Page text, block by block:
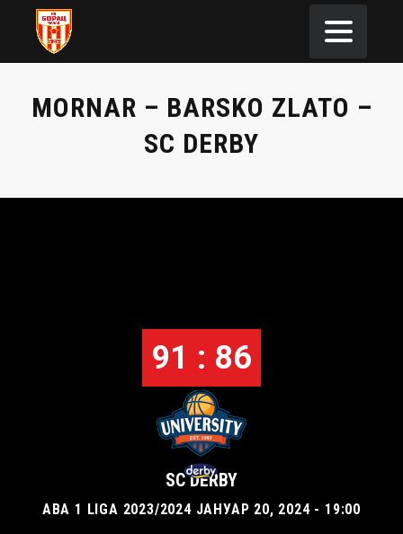
MORNAR – BARSKO ZLATO –
SC DERBY
91 : 86
SC DERBY
ABA 1 LIGA 2023/2024 ЈАНУАР 20, 2024 - 19:00